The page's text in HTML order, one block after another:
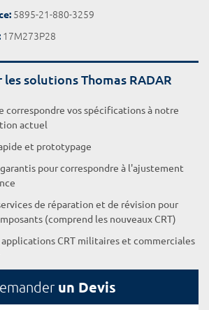
5895-21-880-3259
17M273P28
solutions Thomas RADAR
correspondre vos spécifications à notre
actuel
et prototypage
pour correspondre à l'ajustement
de réparation et de révision pour
(comprend les nouveaux CRT)
applications CRT militaires et commerciales
un Devis